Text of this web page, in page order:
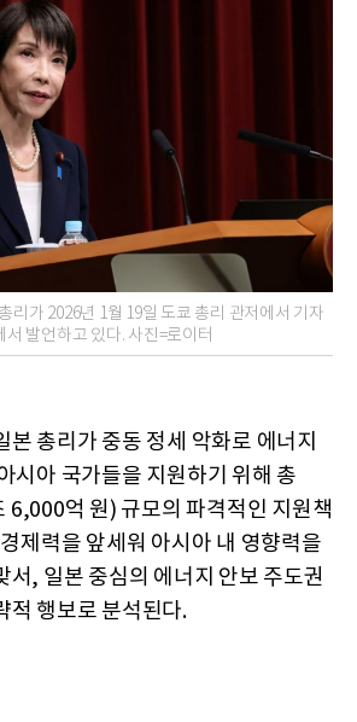
리가 2026년 1월 19일 도쿄 총리 관저에서 기자
서 발언하고 있다. 사진=로이터
본 총리가 중동 정세 악화로 에너지
시아 국가들을 지원하기 위해 총
6,000억 원) 규모의 파격적인 지원책
제력을 앞세워 아시아 내 영향력을
서, 일본 중심의 에너지 안보 주도권
적 행보로 분석된다.